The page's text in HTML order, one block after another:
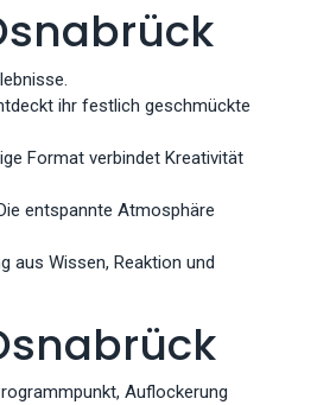
ihr festlich geschmückte
Format verbindet Kreativität
entspannte Atmosphäre
aus Wissen, Reaktion und
Auflockerung